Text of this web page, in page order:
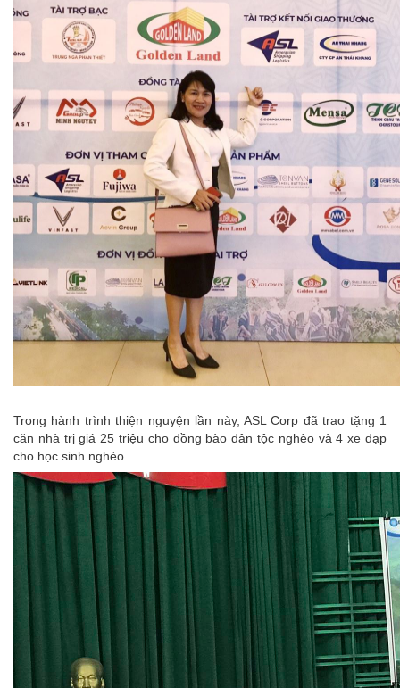
Trong hành trình thiện nguyện lần này, ASL Corp đã trao tặng 1
căn nhà trị giá 25 triệu cho đồng bào dân tộc nghèo và 4 xe đạp
cho học sinh nghèo.